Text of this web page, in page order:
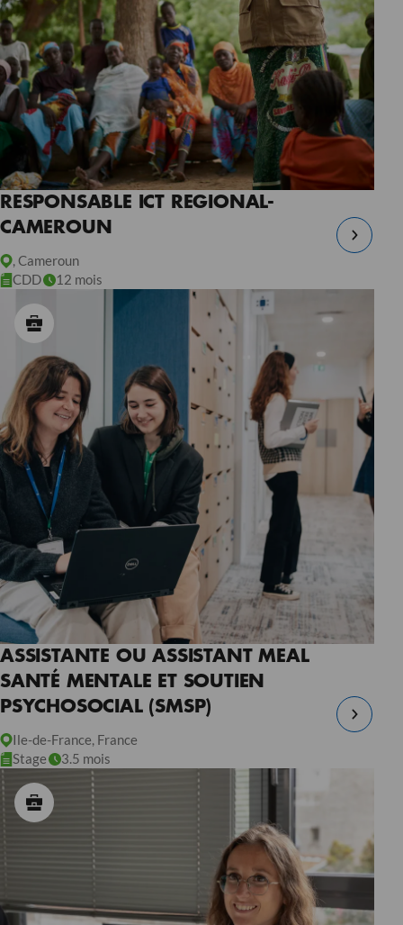
RESPONSABLE ICT REGIONAL-
CAMEROUN
, Cameroun
CDD
12 mois
ASSISTANTE OU ASSISTANT MEAL
SANTÉ MENTALE ET SOUTIEN
PSYCHOSOCIAL (SMSP)
Ile-de-France, France
Stage
3.5 mois